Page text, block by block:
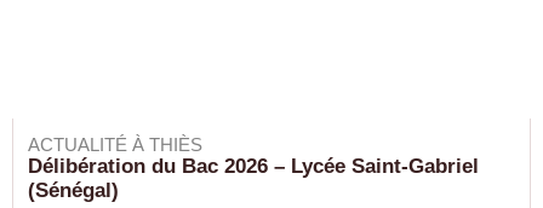
ACTUALITÉ À THIÈS
Délibération du Bac 2026 – Lycée Saint-Gabriel
(Sénégal)